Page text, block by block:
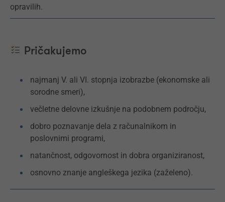
opravilih.
Pričakujemo
najmanj V. ali VI. stopnja izobrazbe (ekonomske ali
sorodne smeri),
večletne delovne izkušnje na podobnem področju,
dobro poznavanje dela z računalnikom in
poslovnimi programi,
natančnost, odgovornost in dobra organiziranost,
osnovno znanje angleškega jezika (zaželeno).